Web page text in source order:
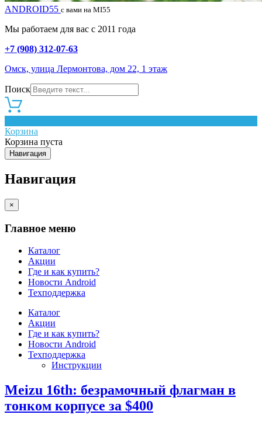
ANDROID55 с вами на MI55
Мы работаем для вас с 2011 года
+7 (908) 312-07-63
Омск, улица Лермонтова, дом 22, 1 этаж
Поиск
Корзина
Корзина пуста
Навигация
Навигация
×
Главное меню
Каталог
Акции
Где и как купить?
Новости Android
Техподдержка
Каталог
Акции
Где и как купить?
Новости Android
Техподдержка
Инструкции
Meizu 16th: безрамочный флагман в
тонком корпусе за $400